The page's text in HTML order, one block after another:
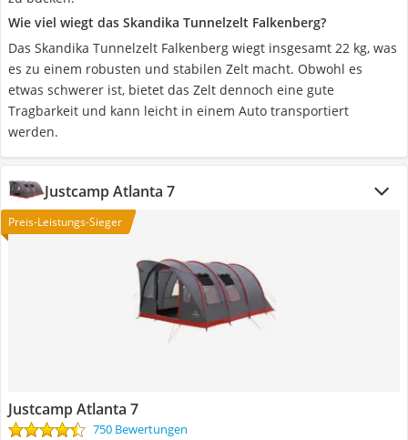
Wie viel wiegt das Skandika Tunnelzelt Falkenberg?
Das Skandika Tunnelzelt Falkenberg wiegt insgesamt 22 kg, was
es zu einem robusten und stabilen Zelt macht. Obwohl es
etwas schwerer ist, bietet das Zelt dennoch eine gute
Tragbarkeit und kann leicht in einem Auto transportiert
werden.
Justcamp Atlanta 7
Preis-Leistungs-Sieger
Justcamp Atlanta 7
750 Bewertungen